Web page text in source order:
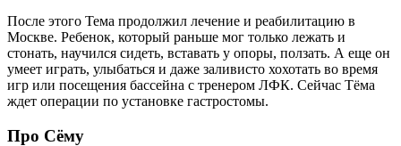
После этого Тема продолжил лечение и реабилитацию в
Москве. Ребенок, который раньше мог только лежать и
стонать, научился сидеть, вставать у опоры, ползать. А еще он
умеет играть, улыбаться и даже заливисто хохотать во время
игр или посещения бассейна с тренером ЛФК. Сейчас Тёма
ждет операции по установке гастростомы.
Про Сёму